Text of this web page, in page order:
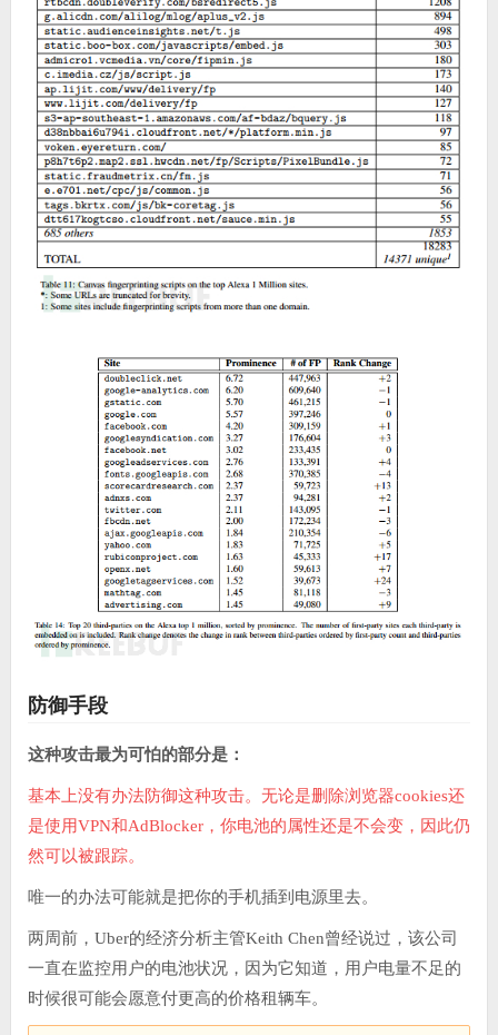
防御手段
这种攻击最为可怕的部分是：
基本上没有办法防御这种攻击。无论是删除浏览器cookies还
是使用VPN和AdBlocker，你电池的属性还是不会变，因此仍
然可以被跟踪。
唯一的办法可能就是把你的手机插到电源里去。
两周前，Uber的经济分析主管Keith Chen曾经说过，该公司
一直在监控用户的电池状况，因为它知道，用户电量不足的
时候很可能会愿意付更高的价格租辆车。